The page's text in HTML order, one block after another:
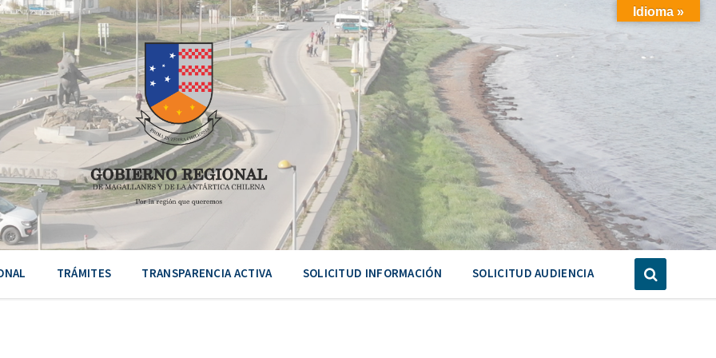
TRÁMITES TRANSPARENCIA ACTIVA SOLICITUD INFORMACIÓN SOLICITUD AUDIENCIA
Idioma »